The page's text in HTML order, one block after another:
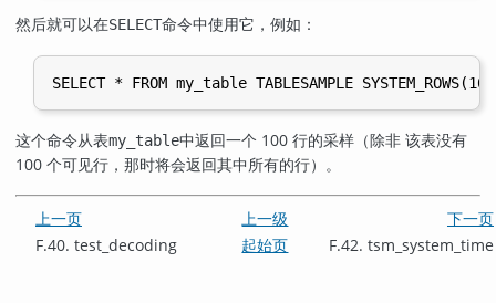
然后就可以在SELECT命令中使用它，例如：
这个命令从表my_table中返回一个 100 行的采样（除非 该表没有
100 个可见行，那时将会返回其中所有的行）。
上一页 上一级
下一页
F.40. test_decoding
起始页 F.42. tsm_system_time